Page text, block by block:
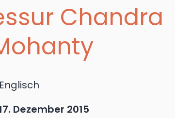
Chandra
Dezember 2015